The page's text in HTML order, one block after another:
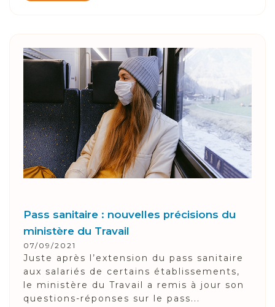
Pass sanitaire : nouvelles précisions du
ministère du Travail
07/09/2021
Juste après l’extension du pass sanitaire
aux salariés de certains établissements,
le ministère du Travail a remis à jour son
questions-réponses sur le pass...